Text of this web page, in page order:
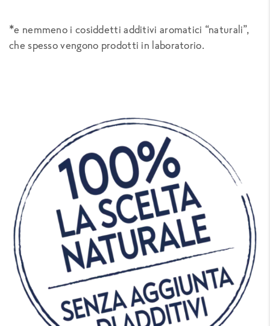
*e nemmeno i cosiddetti additivi aromatici “naturali”,
che spesso vengono prodotti in laboratorio.